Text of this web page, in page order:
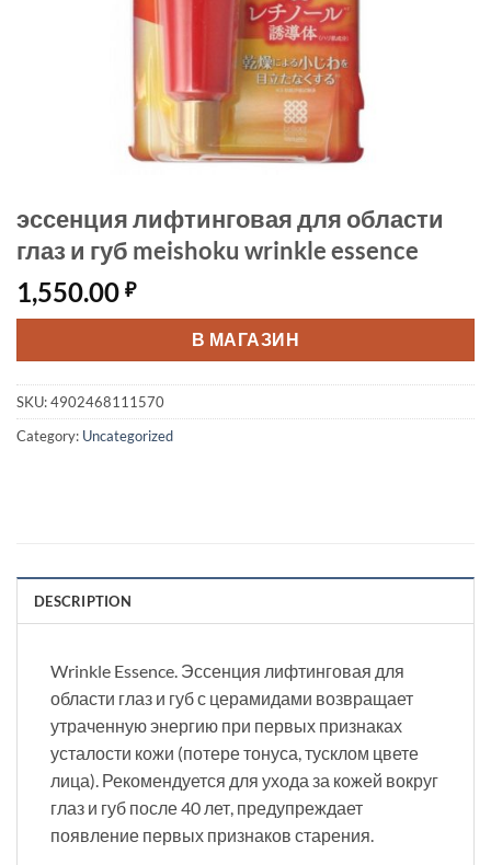
эссенция лифтинговая для области
глаз и губ meishoku wrinkle essence
1,550.00 ₽
В МАГАЗИН
SKU:4902468111570
Category: Uncategorized
DESCRIPTION
Wrinkle Essence. Эссенция лифтинговая для
области глаз и губ с церамидами возвращает
утраченную энергию при первых признаках
усталости кожи (потере тонуса, тусклом цвете
лица). Рекомендуется для ухода за кожей вокруг
глаз и губ после 40 лет, предупреждает
появление первых признаков старения.